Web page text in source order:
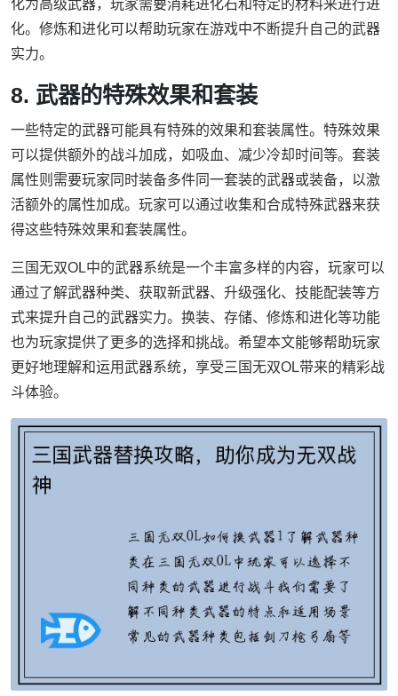
化为高级武器，玩家需要消耗进化石和特定的材料来进行进
化。修炼和进化可以帮助玩家在游戏中不断提升自己的武器
实力。
8. 武器的特殊效果和套装
一些特定的武器可能具有特殊的效果和套装属性。特殊效果
可以提供额外的战斗加成，如吸血、减少冷却时间等。套装
属性则需要玩家同时装备多件同一套装的武器或装备，以激
活额外的属性加成。玩家可以通过收集和合成特殊武器来获
得这些特殊效果和套装属性。
三国无双OL中的武器系统是一个丰富多样的内容，玩家可以
通过了解武器种类、获取新武器、升级强化、技能配装等方
式来提升自己的武器实力。换装、存储、修炼和进化等功能
也为玩家提供了更多的选择和挑战。希望本文能够帮助玩家
更好地理解和运用武器系统，享受三国无双OL带来的精彩战
斗体验。